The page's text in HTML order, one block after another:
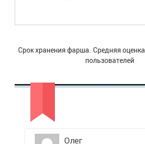
Срок хранения фарша. Средняя оценка
пользователей
Олег